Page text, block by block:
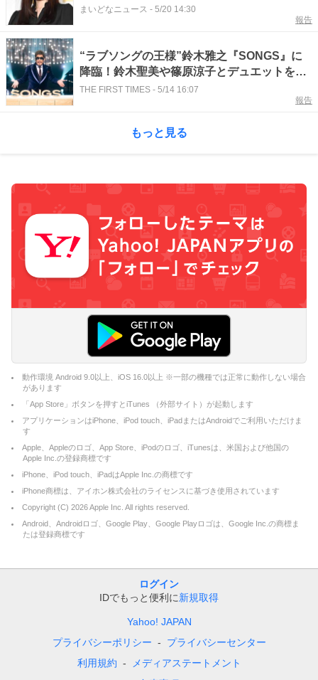
い」「めちゃくちゃママ似」親子共演にネッ
まいどなニュース - 5/20 14:30
報告
“ラブソングの王様”鈴木雅之『SONGS』に
降臨！鈴木聖美や篠原涼子とデュエットを披
露
THE FIRST TIMES - 5/14 16:07
報告
もっと見る
動作環境 Android 9.0以上、iOS 16.0以上 ※一部の機種では正常に動作しない場合
があります
「App Store」ボタンを押すとiTunes （外部サイト）が起動します
アプリケーションはiPhone、iPod touch、iPadまたはAndroidでご利用いただけま
す
Apple、Appleのロゴ、App Store、iPodのロゴ、iTunesは、米国および他国の
Apple Inc.の登録商標です
iPhone、iPod touch、iPadはApple Inc.の商標です
iPhone商標は、アイホン株式会社のライセンスに基づき使用されています
Copyright (C) 2026Apple Inc. All rights reserved.
Android、Androidロゴ、Google Play、Google Playロゴは、Google Inc.の商標ま
たは登録商標です
ログイン
IDでもっと便利に新規取得
Yahoo! JAPAN
プライバシーポリシー
プライバシーセンター
利用規約
メディアステートメント